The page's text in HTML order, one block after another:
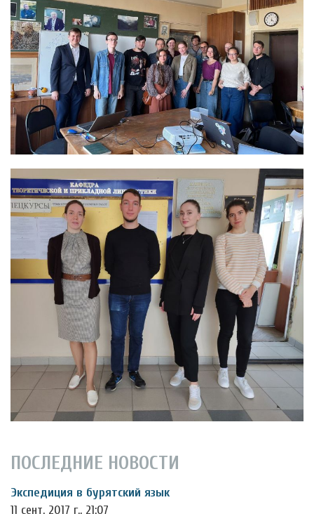
ПОСЛЕДНИЕ НОВОСТИ
Экспедиция в бурятский язык
11 сент. 2017 г., 21:07